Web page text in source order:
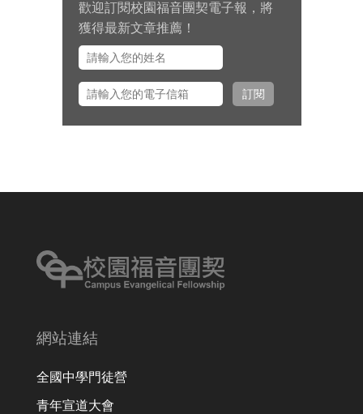
九月 15 日至十月 2 日期間，總幹
事左心泰牧師將與團契部主任陳怡
安傳道、大學事工組主任田正平傳
之友並舉辦校園之友會，願主看顧
歡迎訂閱校園福音團契電子報，將
獲得最新文章推薦！
訂閱
網站連結
全國中學門徒營
青年宣道大會